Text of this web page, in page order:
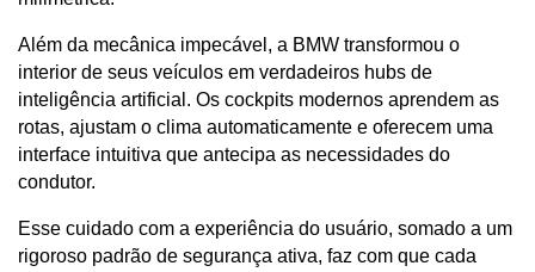
Além da mecânica impecável, a BMW transformou o
interior de seus veículos em verdadeiros hubs de
inteligência artificial. Os cockpits modernos aprendem as
rotas, ajustam o clima automaticamente e oferecem uma
interface intuitiva que antecipa as necessidades do
condutor.
Esse cuidado com a experiência do usuário, somado a um
rigoroso padrão de segurança ativa, faz com que cada